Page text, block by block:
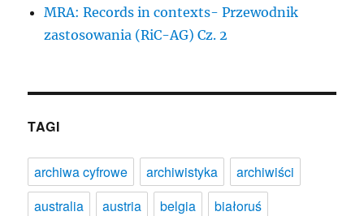
MRA: Records in contexts- Przewodnik
zastosowania (RiC-AG) Cz. 2
TAGI
archiwa cyfrowe archiwistyka
archiwiści
australia
austria belgia
białoruś